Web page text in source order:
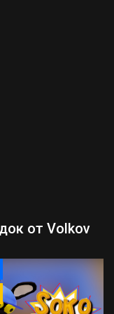
от Volkov